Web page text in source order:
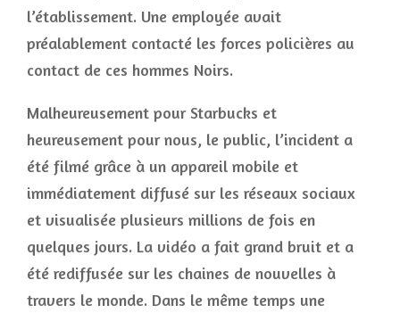
l’établissement. Une employée avait
préalablement contacté les forces policières au
contact de ces hommes Noirs.
Malheureusement pour Starbucks et
heureusement pour nous, le public, l’incident a
été filmé grâce à un appareil mobile et
immédiatement diffusé sur les réseaux sociaux
et visualisée plusieurs millions de fois en
quelques jours. La vidéo a fait grand bruit et a
été rediffusée sur les chaines de nouvelles à
travers le monde. Dans le même temps une